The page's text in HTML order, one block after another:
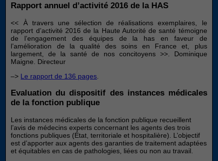
Rapport annuel d’activité 2016 de la HAS
<< À travers une sélection de réalisations exemplaires, le
rapport d’activité 2016 de la Haute Autorité de santé témoigne
de l’engagement des équipes de la has en faveur de
l’amélioration de la qualité des soins en France et, plus
largement, de la santé de nos concitoyens >>. Dominique
Maigne. Directeur
–> Le rapport de 136 pages
Evaluation du dispositif des instances médicales
de la fonction publique
Les instances médicales de la fonction publique recueillent
l’avis de médecins experts concernant les agents des trois
fonctions publiques (État, territoriale et hospitalière). L’objectif
est d’apporter aux agents des garanties de traitement adaptées
et équitables en cas de pathologies, liées ou non au travail.